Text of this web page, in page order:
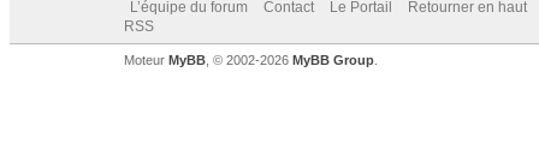
L’équipe du forum Contact Le Portail
Retourner en haut
RSS
Moteur MyBB , © 2002-2026 MyBB Group